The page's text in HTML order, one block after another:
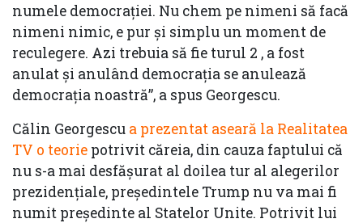
numele democrației. Nu chem pe nimeni să facă
nimeni nimic, e pur și simplu un moment de
reculegere. Azi trebuia să fie turul 2 , a fost
anulat și anulând democrația se anulează
democrația noastră”, a spus Georgescu.
Călin Georgescu a prezentat aseară la Realitatea
TV o teorie potrivit căreia, din cauza faptului că
nu s-a mai desfășurat al doilea tur al alegerilor
prezidențiale, președintele Trump nu va mai fi
numit președinte al Statelor Unite. Potrivit lui